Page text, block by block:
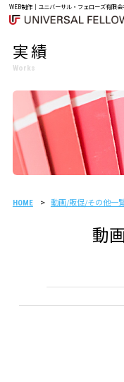
WEB制作｜ユニバーサル・フェローズ有限会
実績
Works
HOME 動画/販促/その他一
動